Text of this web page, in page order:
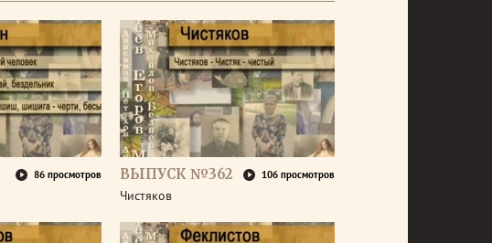
86 просмотров ВЫПУСК №362 106 просмотров
Чистяков